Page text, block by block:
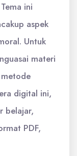
ini
aspek
Untuk
materi
digital ini,
belajar,
PDF,